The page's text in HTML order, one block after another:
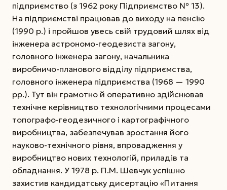
підприємство (з 1962 року Підприємство № 13).
На підприємстві працював до виходу на пенсію
(1990 р.) і пройшов увесь свій трудовий шлях від
інженера астрономо-геодезиста загону,
головного інженера загону, начальника
виробничо-планового відділу підприємства,
головного інженера підприємства (1968 — 1990
рр.). Тут він грамотно й оперативно здійснював
технічне керівництво технологічними процесами
топографо-геодезичного і картографічного
виробництва, забезпечував зростання його
науково-технічного рівня, впровадження у
виробництво нових технологій, приладів та
обладнання. У 1978 р. П.М. Шевчук успішно
захистив кандидатську дисертацію «Питання